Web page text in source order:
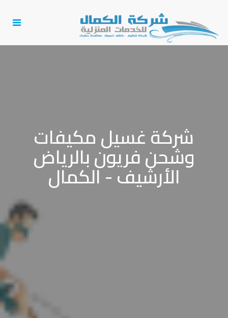
Toggle
شركة غسيل مكيفات
وشحن فريون بالرياض
الأرشيف - الكمال